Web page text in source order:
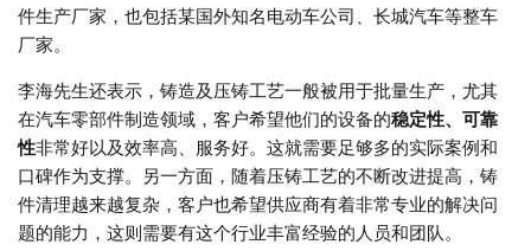
件生产厂家，也包括某国外知名电动车公司、长城汽车等整车
厂家。
李海先生还表示，铸造及压铸工艺一般被用于批量生产，尤其
在汽车零部件制造领域，客户希望他们的设备的稳定性、可靠
性非常好以及效率高、服务好。这就需要足够多的实际案例和
口碑作为支撑。另一方面，随着压铸工艺的不断改进提高，铸
件清理越来越复杂，客户也希望供应商有着非常专业的解决问
题的能力，这则需要有这个行业丰富经验的人员和团队。